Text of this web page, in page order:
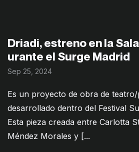
Driadi, estreno en la
urante el Surge Madrid
Sep 25, 2024
Es un proyecto de obra de
desarrollado dentro del Festival
Esta pieza creada entre Carlotta
Méndez Morales y [...